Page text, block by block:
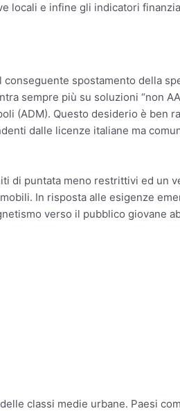
locali e infine gli indicatori
spostamento della
sempre più su soluzioni “non
(ADM). Questo desiderio è ben
dalle licenze italiane ma
di puntata meno restrittivi ed un
In risposta alle esigenze
verso il pubblico giovane
classi medie urbane. Paesi